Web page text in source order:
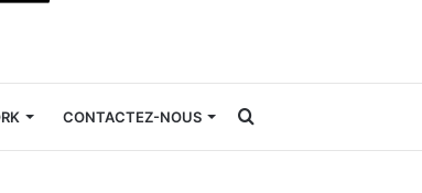
CONTACTEZ-NOUS Rechercher